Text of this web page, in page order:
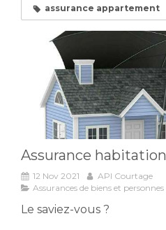
assurance appartement
Assurance habitation
12 Nov 2021
API Courtage
Assurances de biens et personnes
Le saviez-vous ?